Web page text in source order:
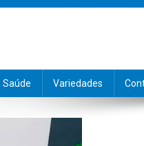
Saúde Variedades